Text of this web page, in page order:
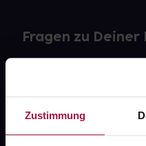
Zustimmung
Fragen zu Deiner